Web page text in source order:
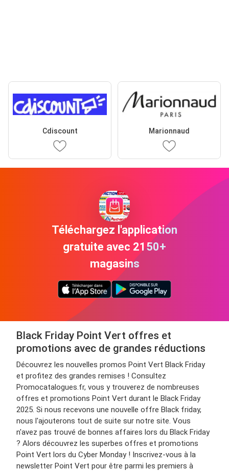
Cdiscount Marionnaud
Téléchargez l'application
gratuite avec 2150+
magasins
Black Friday Point Vert offres et
promotions avec de grandes réductions
Découvrez les nouvelles promos Point Vert Black Friday
et profitez des grandes remises ! Consultez
Promocatalogues.fr, vous y trouverez de nombreuses
offres et promotions Point Vert durant le Black Friday
2025. Si nous recevons une nouvelle offre Black friday,
nous l'ajouterons tout de suite sur notre site. Vous
n'avez pas trouvé de bonnes affaires lors du Black Friday
? Alors découvrez les superbes offres et promotions
Point Vert lors du Cyber Monday ! Inscrivez-vous à la
newsletter Point Vert pour être parmi les premiers à